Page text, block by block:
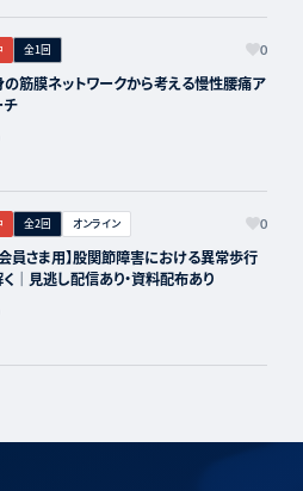
全1回 0
筋膜ネットワークから考える慢性腰痛ア
全2回 オンライン 0
会員さま用】股関節障害における異常歩行
｜見逃し配信あり・資料配布あり